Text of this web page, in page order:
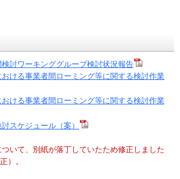
討ワーキンググループ検討状況報告
ける事業者間ローミング等に関する検討作業
ける事業者間ローミング等に関する検討作業
スケジュール（案）
ついて、別紙が落丁していたため修正しました
）。